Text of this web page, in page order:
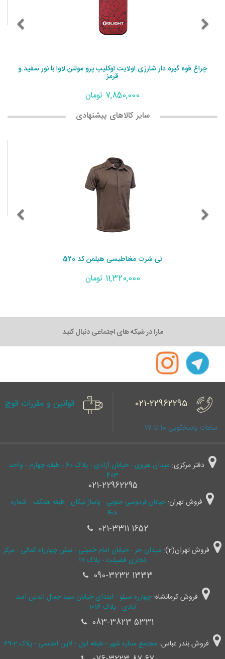
چراغ قوه گیره دار شارژی اولایت اوکلیپ پرو مولتن لاوا با نور سفید و
قرمز
7,850,000 تومان
سایر کالاهای پیشنهادی
تی شرت مغناطیسی هیلمن کد 520
11,320,000 تومان
مارا در شبکه های اجتماعی دنبال کنید
021-22962295
ساعات پاسخگویی 10 تا 17
قوانین و مقررات قوچ
دفتر مرکزی:
میدان هروی - خیابان آزادی - پلاک 60 - طبقه چهارم - واحد
403
021-22962295
فروش تهران: خیابان فردوسی جنوبی - پاساژ نیکان - طبقه همکف - شماره
۴۰۸
021-3311 1652
فروش تهران(2):
میدان حر - خیابان امام خمینی - نبش چهارراه کمالی - مرکز
تجاری فضیلت - پلاک ۱۷
090-3232 1333
فروش کرمانشاه:چهارره سیلو - ابتدای خیابان سید جمال ‌الدین اسد
آبادی - پلاک 1016
083-3823 5331
فروش بندر عباس: مجتمع ستاره شهر - طبقه اول - لاین اطلسی - پلاک 2-69